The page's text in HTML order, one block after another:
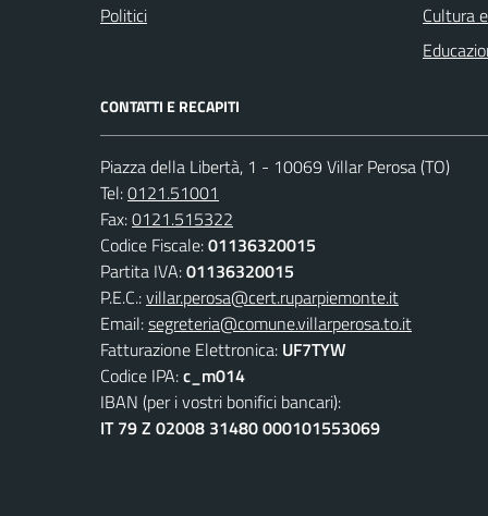
Politici
Cultura
CONTATTI E RECAPITI
Piazza della Libertà, 1 - 10069 Villar Perosa (TO)
Tel:0121.51001
Fax:0121.515322
Codice Fiscale:01136320015
Partita IVA:01136320015
P.E.C.:villar.perosa@cert.ruparpiemonte.it
Email:segreteria@comune.villarperosa.to.it
Fatturazione Elettronica: UF7TYW
Codice IPA:c_m014
IBAN (per i vostri bonifici bancari):
IT 79 Z 02008 31480 000101553069